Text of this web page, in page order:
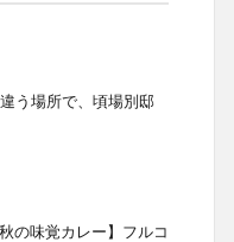
う場所で、頃場別邸
の味覚カレー】フルコ